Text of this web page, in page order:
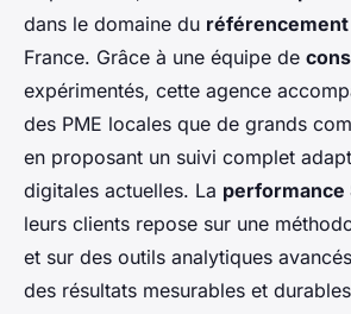
dans le domaine du
France. Grâce à une équipe de
expérimentés, cette agence
des PME locales que de grands
en proposant un suivi complet
digitales actuelles. La performance
leurs clients repose sur une
et sur des outils analytiques
des résultats mesurables et